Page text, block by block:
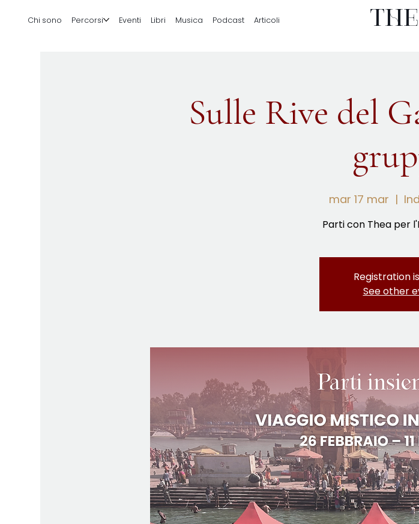
Chi sono Percorsi Eventi Libri Musica Podcast Articoli
Sulle Rive del
mar 17 mar
  |
Parti con Thea per
Registration
See other